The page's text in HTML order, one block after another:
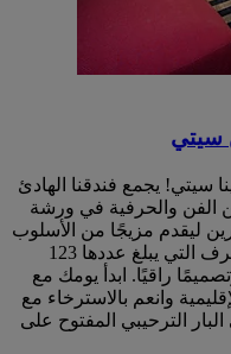
سيتي! يجمع فندقنا الهادئ
بين الفن والحرفية في ورشة
ليقدم مزيجًا من الأسلوب
الخالد والراحة العصرية. توفر الغرف التي يبلغ عددها 123
راقيًا. ابدأ يومك مع
وانعم بالاسترخاء مع
الترحيبي المفتوح على